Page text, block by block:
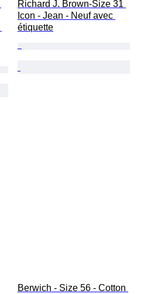
Richard J. Brown-Size 31
Icon - Jean - Neuf avec
étiquette
Berwich - Size 56 - Cotton